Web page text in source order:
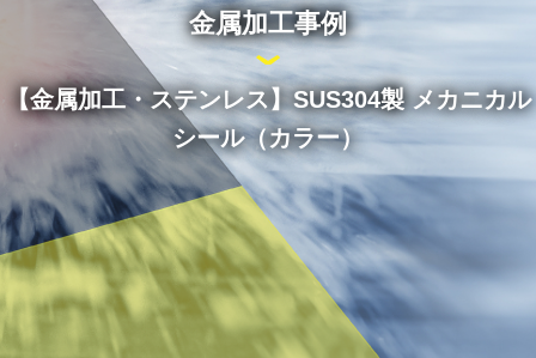
金属加工事例
【金属加工・ステンレス】SUS304製 メカニカル
シール（カラー）